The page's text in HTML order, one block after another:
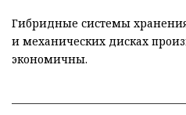
Гибридные системы
и механических дисках
экономичны.